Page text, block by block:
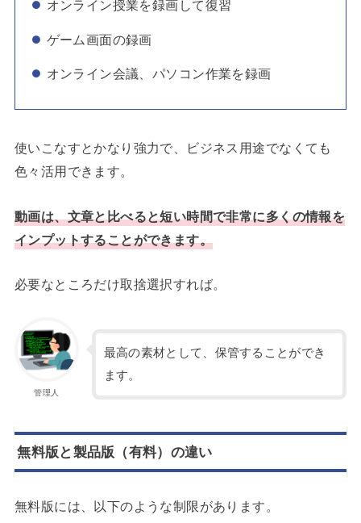
オンライン授業を録画して復習
ゲーム画面の録画
オンライン会議、パソコン作業を録画
使いこなすとかなり強力で、ビジネス用途でなくても
色々活用できます。
動画は、文章と比べると短い時間で非常に多くの情報を
インプットすることができます。
必要なところだけ取捨選択すれば。
管理人
最高の素材として、保管することができ
ます。
無料版と製品版（有料）の違い
無料版には、以下のような制限があります。